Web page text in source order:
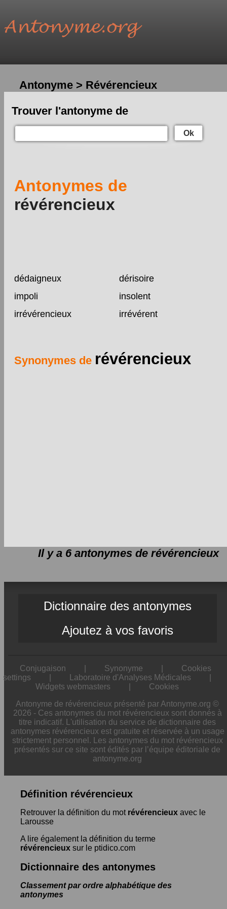
Antonyme > Révérencieux
Trouver l'antonyme de
Ok
Antonymes de
révérencieux
dédaigneux
dérisoire
impoli
insolent
irrévérencieux
irrévérent
Synonymes de révérencieux
Il y a 6 antonymes de révérencieux
Dictionnaire des antonymes
Ajoutez à vos favoris
Conjugaison Synonyme
Cookies
settings
Laboratoire d'Analyses Médicales
Widgets webmasters
Cookies
Antonyme de révérencieux présenté par Antonyme.org ©
2026 - Ces antonymes du mot révérencieux sont donnés à
titre indicatif. L'utilisation du service de dictionnaire des
antonymes révérencieux est gratuite et réservée à un usage
strictement personnel. Les antonymes du mot révérencieux
présentés sur ce site sont édités par l’équipe éditoriale de
antonyme.org
Définition révérencieux
Retrouver la définition du mot révérencieux avec le
Larousse
A lire également la définition du terme
révérencieux sur le ptidico.com
Dictionnaire des antonymes
Classement par ordre alphabétique des
antonymes